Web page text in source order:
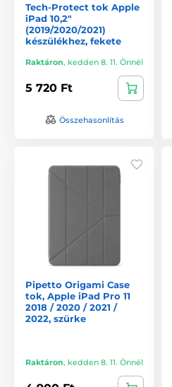
Tech-Protect tok Apple
iPad 10,2"
(2019/2020/2021)
készülékhez, fekete
Raktáron, kedden 8. 11. Önnél
5 720 Ft
Összehasonlítás
Pipetto Origami Case
tok, Apple iPad Pro 11
2018 / 2020 / 2021 /
2022, szürke
Raktáron, kedden 8. 11. Önnél